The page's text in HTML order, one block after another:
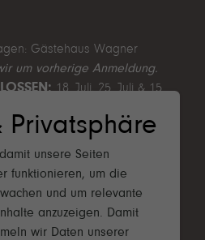
Gästehaus Wagner
um vorherige Anmeldung.
18. Juli, 25. Juli & 15.
Uhr
1. August - 9. August 2026
2025
Privatsphäre
unsere Seiten
funktionieren, um die
und um relevante
anzuzeigen. Damit
wir Daten unserer